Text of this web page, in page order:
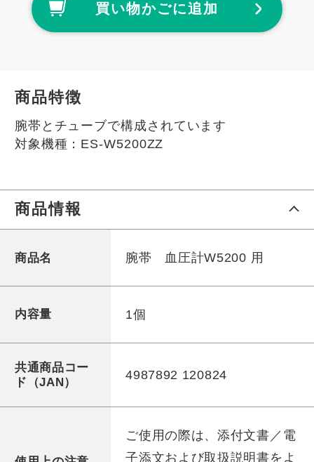
買い物かごに追加
商品特徴
腕帯とチューブで構成されています
対象機種：ES-W5200ZZ
商品情報
商品名 腕帯 血圧計W5200 用
内容量 1個
共通商品コー
ド（JAN）
4987892 120824
ご使用の際は、添付文書／電
子添文および取扱説明書をよ